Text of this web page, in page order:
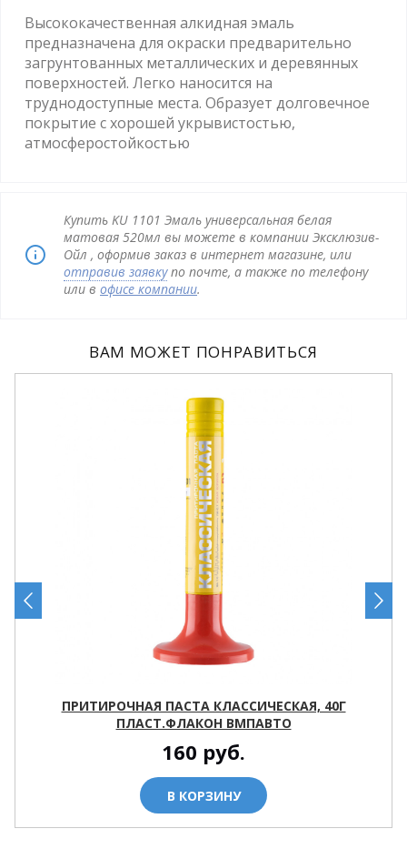
Высококачественная алкидная эмаль
предназначена для окраски предварительно
загрунтованных металлических и деревянных
поверхностей. Легко наносится на
труднодоступные места. Образует долговечное
покрытие с хорошей укрывистостью,
атмосферостойкостью
Купить KU 1101 Эмаль универсальная белая
матовая 520мл вы можете в компании Эксклюзив-
Ойл , оформив заказ в интернет магазине, или
отправив заявкупо почте, а также по телефону
или в офисе компании.
ВАМ МОЖЕТ ПОНРАВИТЬСЯ
ПРИТИРОЧНАЯ ПАСТА КЛАССИЧЕСКАЯ, 40Г
ПЛАСТ.ФЛАКОН ВМПАВТО
160 руб.
В КОРЗИНУ